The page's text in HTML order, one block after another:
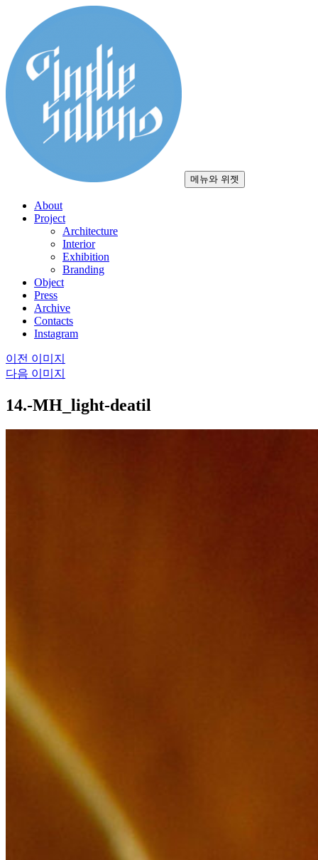
로
건
너
뛰
기
메뉴와 위젯
About
Project
Architecture
Interior
Exhibition
Branding
Object
Press
Archive
Contacts
Instagram
이전 이미지
다음 이미지
14.-MH_light-deatil